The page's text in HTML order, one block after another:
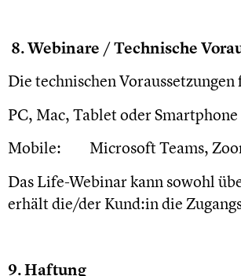
8.Webinare / Technische
Die technischen
PC, Mac, Tablet oder
Mobile: Microsoft Teams,
Das Life-Webinar kann sowohl
erhält die/der Kund:in die
9. Haftung